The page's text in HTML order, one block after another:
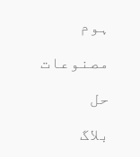
ہوم
مصنوعات
حل
بلاگ